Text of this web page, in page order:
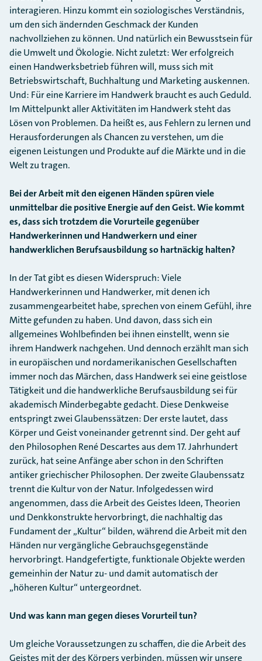
interagieren. Hinzu kommt ein soziologisches Verständnis,
um den sich ändernden Geschmack der Kunden
nachvollziehen zu können. Und natürlich ein Bewusstsein für
die Umwelt und Ökologie. Nicht zuletzt: Wer erfolgreich
einen Handwerksbetrieb führen will, muss sich mit
Betriebswirtschaft, Buchhaltung und Marketing auskennen.
Und: Für eine Karriere im Handwerk braucht es auch Geduld.
Im Mittelpunkt aller Aktivitäten im Handwerk steht das
Lösen von Problemen. Da heißt es, aus Fehlern zu lernen und
Herausforderungen als Chancen zu verstehen, um die
eigenen Leistungen und Produkte auf die Märkte und in die
Welt zu tragen.
Bei der Arbeit mit den eigenen Händen spüren viele
unmittelbar die positive Energie auf den Geist. Wie kommt
es, dass sich trotzdem die Vorurteile gegenüber
Handwerkerinnen und Handwerkern und einer
handwerklichen Berufsausbildung so hartnäckig halten?
In der Tat gibt es diesen Widerspruch: Viele
Handwerkerinnen und Handwerker, mit denen ich
zusammengearbeitet habe, sprechen von einem Gefühl, ihre
Mitte gefunden zu haben. Und davon, dass sich ein
allgemeines Wohlbefinden bei ihnen einstellt, wenn sie
ihrem Handwerk nachgehen. Und dennoch erzählt man sich
in europäischen und nordamerikanischen Gesellschaften
immer noch das Märchen, dass Handwerk sei eine geistlose
Tätigkeit und die handwerkliche Berufsausbildung sei für
akademisch Minderbegabte gedacht. Diese Denkweise
entspringt zwei Glaubenssätzen: Der erste lautet, dass
Körper und Geist voneinander getrennt sind. Der geht auf
den Philosophen René Descartes aus dem 17. Jahrhundert
zurück, hat seine Anfänge aber schon in den Schriften
antiker griechischer Philosophen. Der zweite Glaubenssatz
trennt die Kultur von der Natur. Infolgedessen wird
angenommen, dass die Arbeit des Geistes Ideen, Theorien
und Denkkonstrukte hervorbringt, die nachhaltig das
Fundament der „Kultur“ bilden, während die Arbeit mit den
Händen nur vergängliche Gebrauchsgegenstände
hervorbringt. Handgefertigte, funktionale Objekte werden
gemeinhin der Natur zu- und damit automatisch der
„höheren Kultur“ untergeordnet.
Und was kann man gegen dieses Vorurteil tun?
Um gleiche Voraussetzungen zu schaffen, die die Arbeit des
Geistes mit der des Körpers verbinden, müssen wir unsere